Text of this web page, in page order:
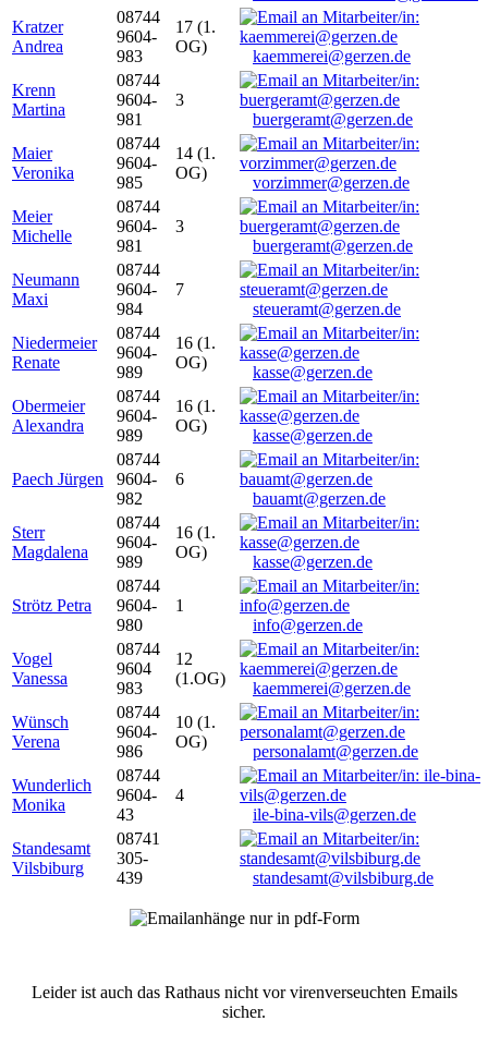
Kratzer
Andrea
08744
9604-
983
17 (1.
OG)
kaemmerei@gerzen.de
Krenn
Martina
08744
9604-
981
3
buergeramt@gerzen.de
Maier
Veronika
08744
9604-
985
14 (1.
OG)
vorzimmer@gerzen.de
Meier
Michelle
08744
9604-
981
3
buergeramt@gerzen.de
Neumann
Maxi
08744
9604-
984
7
steueramt@gerzen.de
Niedermeier
Renate
08744
9604-
989
16 (1.
OG)
kasse@gerzen.de
Obermeier
Alexandra
08744
9604-
989
16 (1.
OG)
kasse@gerzen.de
Paech Jürgen
08744
9604-
982
6
bauamt@gerzen.de
Sterr
Magdalena
08744
9604-
989
16 (1.
OG)
kasse@gerzen.de
Strötz Petra
08744
9604-
980
1
info@gerzen.de
Vogel
Vanessa
08744
9604
983
12
(1.OG)
kaemmerei@gerzen.de
Wünsch
Verena
08744
9604-
986
10 (1.
OG)
personalamt@gerzen.de
Wunderlich
Monika
08744
9604-
43
4
ile-bina-vils@gerzen.de
Standesamt
Vilsbiburg
08741
305-
439
standesamt@vilsbiburg.de
Leider ist auch das Rathaus nicht vor virenverseuchten Emails
sicher.